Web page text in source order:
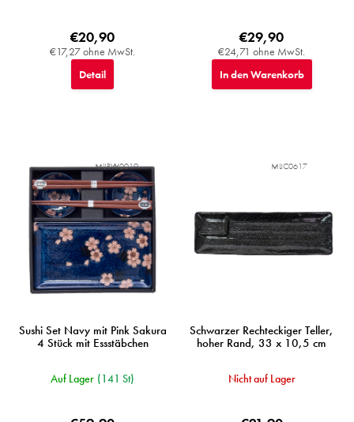
€17,27 ohne MwSt.
€20,90
Detail
€24,71 ohne MwSt.
€29,90
In den Warenkorb
Sushi Set Navy mit Pink Sakura
4 Stück mit Essstäbchen
Auf Lager (141 St)
MIJRW0019
Schwarzer Rechteckiger Teller,
hoher Rand, 33 x 10,5 cm
Nicht auf Lager
MIJC0617